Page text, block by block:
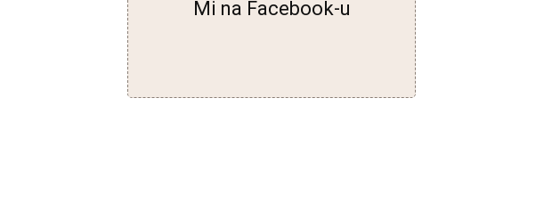
Mi na Facebook-u